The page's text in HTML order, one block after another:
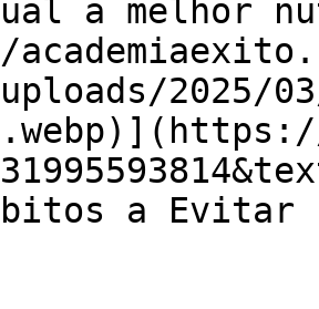
a melhor
2025/
a Evitar